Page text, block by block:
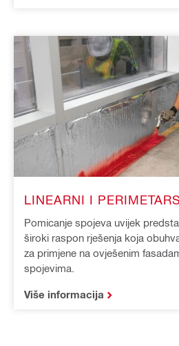
LINEARNI I
Pomicanje spojeva uvijek
široki raspon rješenja koja
za primjene na ovješenim
spojevima.
Više informacija